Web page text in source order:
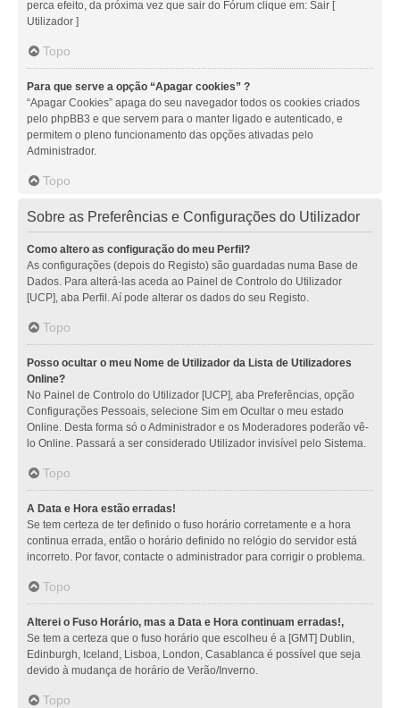
perca efeito, da próxima vez que sair do Fórum clique em: Sair [
Utilizador ]
Topo
Para que serve a opção “Apagar cookies” ?
“Apagar Cookies” apaga do seu navegador todos os cookies criados
pelo phpBB3 e que servem para o manter ligado e autenticado, e
permitem o pleno funcionamento das opções ativadas pelo
Administrador.
Topo
Sobre as Preferências e Configurações do Utilizador
Como altero as configuração do meu Perfil?
As configurações (depois do Registo) são guardadas numa Base de
Dados. Para alterá-las aceda ao Painel de Controlo do Utilizador
[UCP], aba Perfil. Aí pode alterar os dados do seu Registo.
Topo
Posso ocultar o meu Nome de Utilizador da Lista de Utilizadores
Online?
No Painel de Controlo do Utilizador [UCP], aba Preferências, opção
Configurações Pessoais, selecione Sim em Ocultar o meu estado
Online. Desta forma só o Administrador e os Moderadores poderão vê-
lo Online. Passará a ser considerado Utilizador invisível pelo Sistema.
Topo
A Data e Hora estão erradas!
Se tem certeza de ter definido o fuso horário corretamente e a hora
continua errada, então o horário definido no relógio do servidor está
incorreto. Por favor, contacte o administrador para corrigir o problema.
Topo
Alterei o Fuso Horário, mas a Data e Hora continuam erradas!,
Se tem a certeza que o fuso horário que escolheu é a [GMT] Dublin,
Edinburgh, Iceland, Lisboa, London, Casablanca é possível que seja
devido à mudança de horário de Verão/Inverno.
Topo